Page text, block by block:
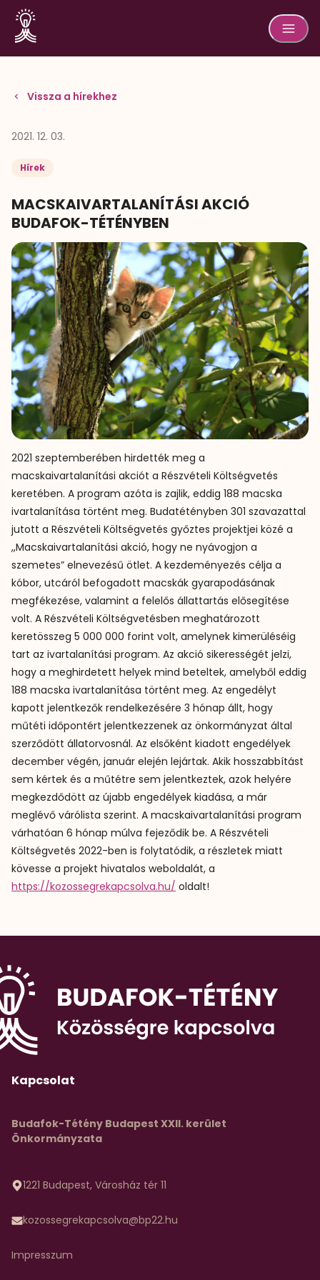
Vissza a hírekhez
2021. 12. 03.
Hírek
MACSKAIVARTALANÍTÁSI AKCIÓ
BUDAFOK-TÉTÉNYBEN
2021 szeptemberében hirdették meg a
macskaivartalanítási akciót a Részvételi Költségvetés
keretében. A program azóta is zajlik, eddig 188 macska
ivartalanítása történt meg. Budatétényben 301 szavazattal
jutott a Részvételi Költségvetés győztes projektjei közé a
,,Macskaivartalanítási akció, hogy ne nyávogjon a
szemetes” elnevezésű ötlet. A kezdeményezés célja a
kóbor, utcáról befogadott macskák gyarapodásának
megfékezése, valamint a felelős állattartás elősegítése
volt. A Részvételi Költségvetésben meghatározott
keretösszeg 5 000 000 forint volt, amelynek kimerüléséig
tart az ivartalanítási program. Az akció sikerességét jelzi,
hogy a meghirdetett helyek mind beteltek, amelyből eddig
188 macska ivartalanítása történt meg. Az engedélyt
kapott jelentkezők rendelkezésére 3 hónap állt, hogy
műtéti időpontért jelentkezzenek az önkormányzat által
szerződött állatorvosnál. Az elsőként kiadott engedélyek
december végén, január elején lejártak. Akik hosszabbítást
sem kértek és a műtétre sem jelentkeztek, azok helyére
megkezdődött az újabb engedélyek kiadása, a már
meglévő várólista szerint. A macskaivartalanítási program
várhatóan 6 hónap múlva fejeződik be. A Részvételi
Költségvetés 2022-ben is folytatódik, a részletek miatt
kövesse a projekt hivatalos weboldalát, a
https://kozossegrekapcsolva.hu/ oldalt!
Kapcsolat
Budafok-Tétény Budapest XXII. kerület
Önkormányzata
1221 Budapest, Városház tér 11
kozossegrekapcsolva@bp22.hu
Impresszum